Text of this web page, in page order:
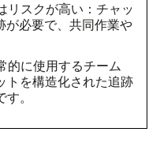
リスクが高い：チャッ
が必要で、共同作業や
的に使用するチーム
トを構造化された追跡
。